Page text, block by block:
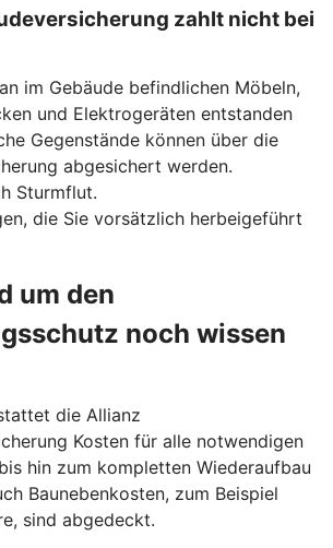
zahlt nicht bei
im Gebäude befindlichen Möbeln,
und Elektrogeräten entstanden
Gegenstände können über die
abgesichert werden.
Sturmflut.
die Sie vorsätzlich herbeigeführt
um den
noch wissen
die Allianz
Kosten für alle notwendigen
hin zum kompletten Wiederaufbau
Baunebenkosten, zum Beispiel
sind abgedeckt.